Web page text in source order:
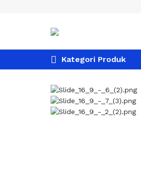
Kategori Produk